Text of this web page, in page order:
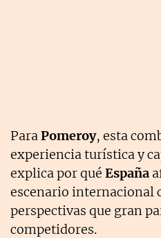
ParaPomeroy, esta
experiencia turística y
explica por qué España
escenario internacional
perspectivas que gran
competidores.